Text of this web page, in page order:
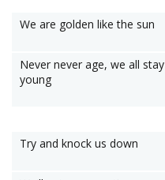
We are golden like the sun
Never never age, we all stay
young
Try and knock us down